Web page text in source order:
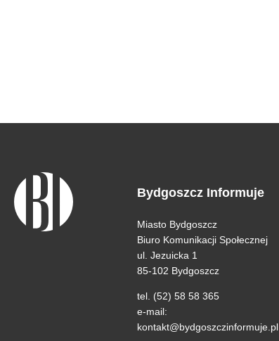
Bydgoszcz Informuje
Miasto Bydgoszcz
Biuro Komunikacji Społecznej
ul. Jezuicka 1
85-102 Bydgoszcz
tel. (52) 58 58 365
e-mail:
kontakt@bydgoszczinformuje.pl